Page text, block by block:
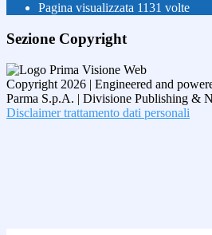
Pagina visualizzata 1131 volte
Sezione Copyright
Copyright 2026 | Engineered and
Parma S.p.A. | Divisione Publishing &
Disclaimer trattamento dati personali